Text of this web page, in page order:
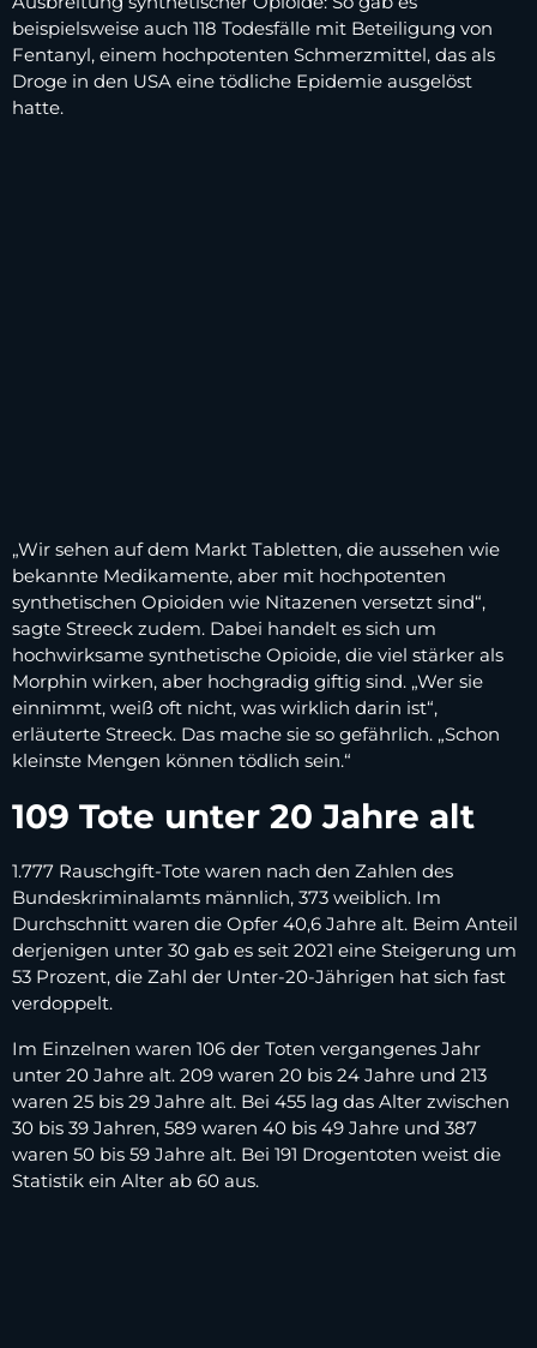
beispielsweise auch 118 Todesfälle mit Beteiligung von
Fentanyl, einem hochpotenten Schmerzmittel, das als
Droge in den USA eine tödliche Epidemie ausgelöst
hatte.
„Wir sehen auf dem Markt Tabletten, die aussehen wie
bekannte Medikamente, aber mit hochpotenten
synthetischen Opioiden wie Nitazenen versetzt sind“,
sagte Streeck zudem. Dabei handelt es sich um
hochwirksame synthetische Opioide, die viel stärker als
Morphin wirken, aber hochgradig giftig sind. „Wer sie
einnimmt, weiß oft nicht, was wirklich darin ist“,
erläuterte Streeck. Das mache sie so gefährlich. „Schon
kleinste Mengen können tödlich sein.“
109 Tote unter 20 Jahre alt
1.777 Rauschgift-Tote waren nach den Zahlen des
Bundeskriminalamts männlich, 373 weiblich. Im
Durchschnitt waren die Opfer 40,6 Jahre alt. Beim Anteil
derjenigen unter 30 gab es seit 2021 eine Steigerung um
53 Prozent, die Zahl der Unter-20-Jährigen hat sich fast
verdoppelt.
Im Einzelnen waren 106 der Toten vergangenes Jahr
unter 20 Jahre alt. 209 waren 20 bis 24 Jahre und 213
waren 25 bis 29 Jahre alt. Bei 455 lag das Alter zwischen
30 bis 39 Jahren, 589 waren 40 bis 49 Jahre und 387
waren 50 bis 59 Jahre alt. Bei 191 Drogentoten weist die
Statistik ein Alter ab 60 aus.